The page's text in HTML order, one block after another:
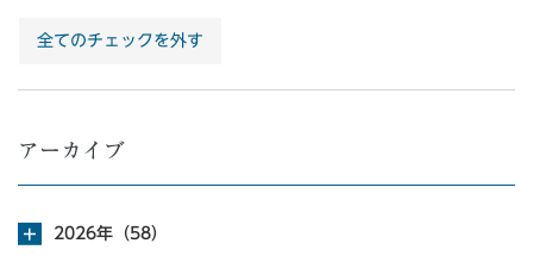
全てのチェックを外す
アーカイブ
2026年（58）